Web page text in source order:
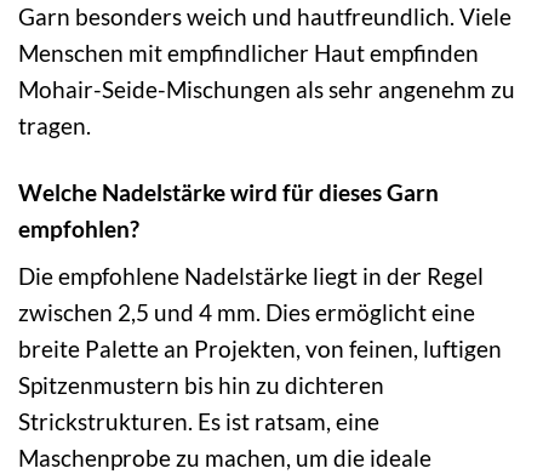
Garn besonders weich und hautfreundlich. Viele
Menschen mit empfindlicher Haut empfinden
Mohair-Seide-Mischungen als sehr angenehm zu
tragen.
Welche Nadelstärke wird für dieses Garn
empfohlen?
Die empfohlene Nadelstärke liegt in der Regel
zwischen 2,5 und 4 mm. Dies ermöglicht eine
breite Palette an Projekten, von feinen, luftigen
Spitzenmustern bis hin zu dichteren
Strickstrukturen. Es ist ratsam, eine
Maschenprobe zu machen, um die ideale